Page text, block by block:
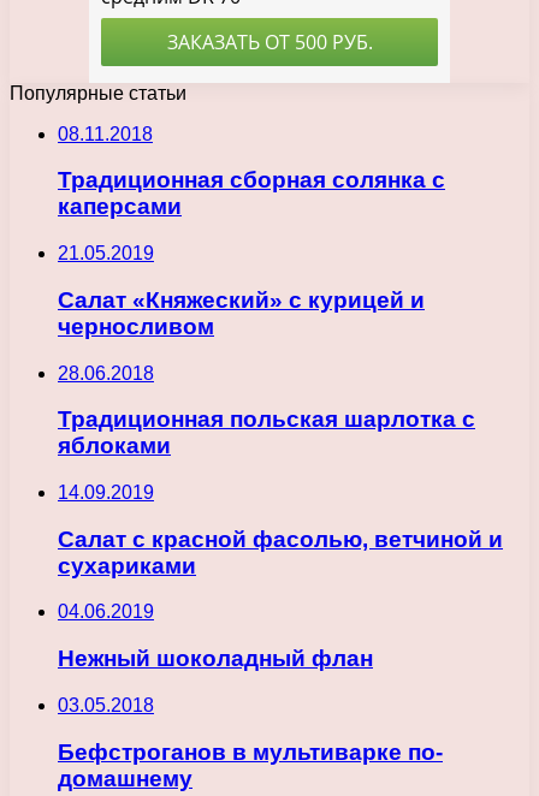
Популярные статьи
08.11.2018
Традиционная сборная солянка с
каперсами
21.05.2019
Салат «Княжеский» с курицей и
черносливом
28.06.2018
Традиционная польская шарлотка с
яблоками
14.09.2019
Салат с красной фасолью, ветчиной и
сухариками
04.06.2019
Нежный шоколадный флан
03.05.2018
Бефстроганов в мультиварке по-
домашнему